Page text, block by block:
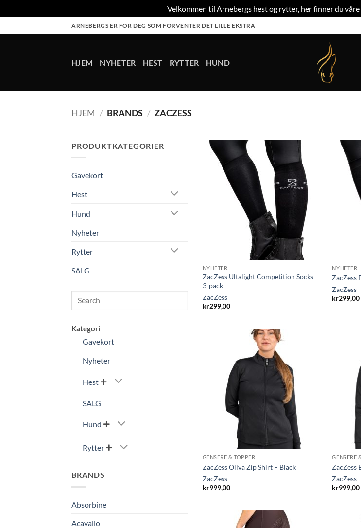
Velkommen til Arnebergs hest og rytter, her finner du våre
to
ARNEBERGS ER FOR DEG SOM FORVENTER DET LILLE EKSTRA
HJEM NYHETER HEST RYTTER HUND
HJEM / BRANDS / ZACZESS
PRODUKTKATEGORIER
Gavekort
Hest
Hund
Nyheter
Rytter
SALG
Search
Kategori
Gavekort
Nyheter
Hest 
SALG
Hund 
Rytter 
BRANDS
Absorbine
Acavallo
NYHETER
ZacZess Ultalight Competition Socks –
3-pack
ZacZess
kr299,00
NYHETER
ZacZess
ZacZess
kr299,00
GENSERE & TOPPER
ZacZess Oliva Zip Shirt – Black
ZacZess
kr999,00
GENSERE
ZacZess
ZacZess
kr999,00